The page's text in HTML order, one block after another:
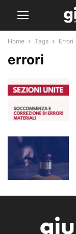
Home Tags Errori
errori